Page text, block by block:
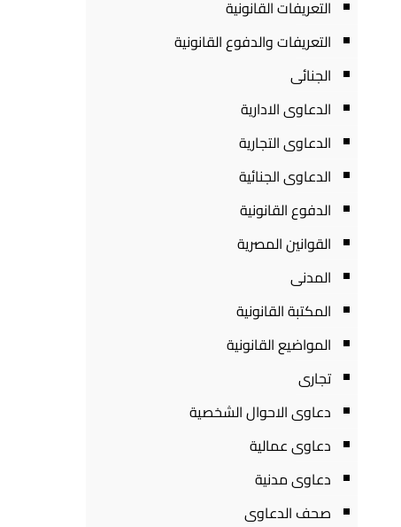
التعريفات القانونية
التعريفات والدفوع القانونية
الجنائى
الدعاوى الادارية
الدعاوى التجارية
الدعاوى الجنائية
الدفوع القانونية
القوانين المصرية
المدنى
المكتبة القانونية
المواضيع القانونية
تجارى
دعاوى الاحوال الشخصية
دعاوى عمالية
دعاوى مدنية
صحف الدعاوى